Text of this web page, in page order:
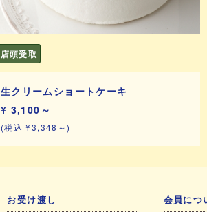
店頭受取
生クリームショートケーキ
¥ 3,100～
(税込 ¥3,348～)
お受け渡し 会員につ